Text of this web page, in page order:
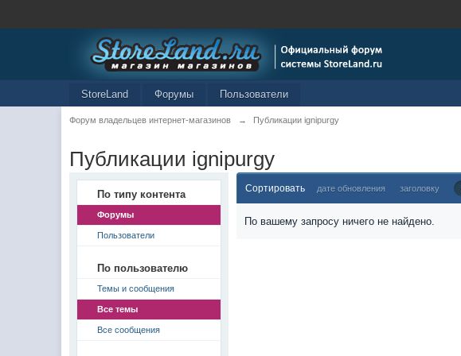
StoreLand Форумы Пользователи
Форум владельцев интернет-магазинов → Публикации ignipurgy
Публикации ignipurgy
По типу контента
Форумы
Пользователи
По пользователю
Темы и сообщения
Все темы
Все сообщения
Сортировать дате обновления заголовку
По вашему запросу ничего не найдено.